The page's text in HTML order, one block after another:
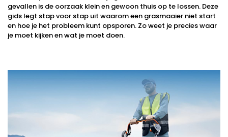
gevallen is de oorzaak klein en gewoon thuis op te lossen. Deze
gids legt stap voor stap uit waarom een grasmaaier niet start
en hoe je het probleem kunt opsporen. Zo weet je precies waar
je moet kijken en wat je moet doen.